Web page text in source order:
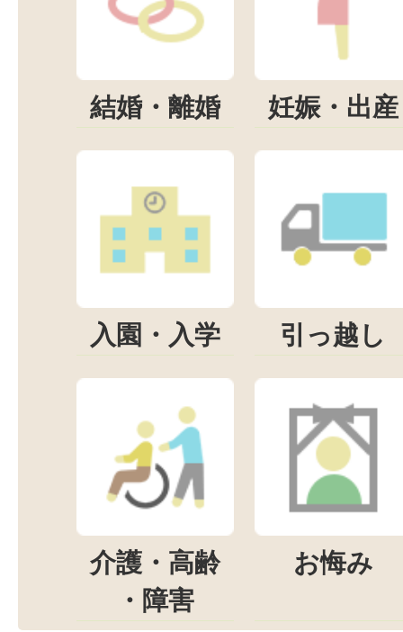
結婚・離婚 妊娠・出産
入園・入学 引っ越し
介護・高齢
・障害
お悔み